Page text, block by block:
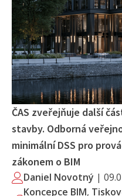
ČAS zveřejňuje další
stavby. Odborná
minimální DSS pro
zákonem o BIM
Daniel Novotný |
Koncepce BIM,